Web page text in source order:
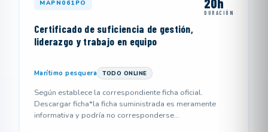
MAPN061PO
DURACIÓN
Certificado de suficiencia de gestión,
liderazgo y trabajo en equipo
Marítimo pesquera TODO ONLINE
Según establece la correspondiente ficha oficial.
Descargar ficha*la ficha suministrada es meramente
informativa y podría no corresponderse...